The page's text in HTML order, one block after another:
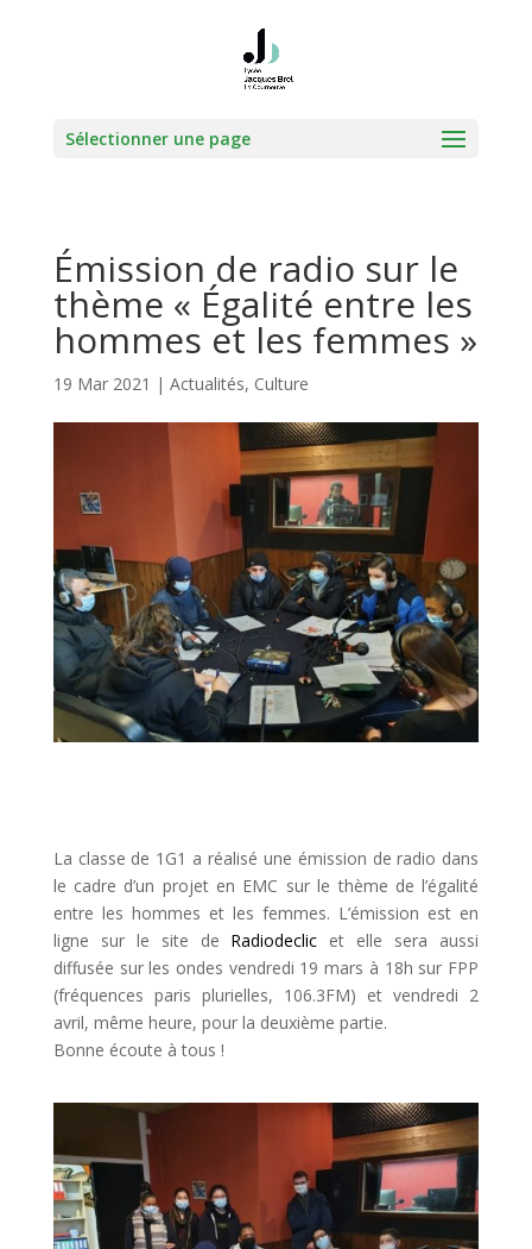
Sélectionner une page
Émission de radio sur le
thème « Égalité entre les
hommes et les femmes »
19 Mar 2021 | Actualités, Culture
​La classe de 1G1 a réalisé une émission de radio dans
le cadre d’un projet en EMC sur le thème de l’égalité
entre les hommes et les femmes. L’émission est en
ligne sur le site de Radiodeclic et elle sera aussi
diffusée sur les ondes vendredi 19 mars à 18h sur FPP
(fréquences paris plurielles, 106.3FM) et vendredi 2
avril, même heure, pour la deuxième partie.
Bonne écoute à tous !